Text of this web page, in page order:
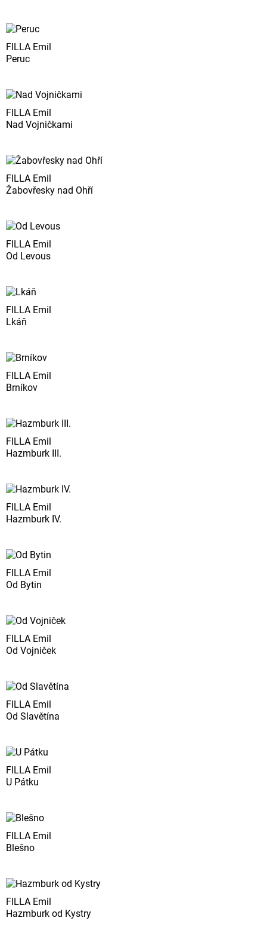
FILLA Emil
Peruc
FILLA Emil
Nad Vojničkami
FILLA Emil
Žabovřesky nad Ohří
FILLA Emil
Od Levous
FILLA Emil
Lkáň
FILLA Emil
Brníkov
FILLA Emil
Hazmburk III.
FILLA Emil
Hazmburk IV.
FILLA Emil
Od Bytin
FILLA Emil
Od Vojniček
FILLA Emil
Od Slavětína
FILLA Emil
U Pátku
FILLA Emil
Blešno
FILLA Emil
Hazmburk od Kystry